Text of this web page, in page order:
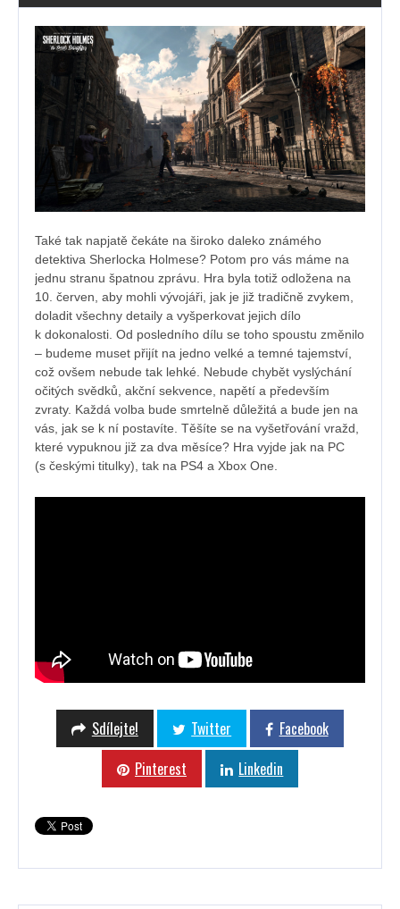
Také tak napjatě čekáte na široko daleko známého
detektiva Sherlocka Holmese? Potom pro vás máme na
jednu stranu špatnou zprávu. Hra byla totiž odložena na
10. červen, aby mohli vývojáři, jak je již tradičně zvykem,
doladit všechny detaily a vyšperkovat jejich dílo
k dokonalosti. Od posledního dílu se toho spoustu změnilo
– budeme muset přijít na jedno velké a temné tajemství,
což ovšem nebude tak lehké. Nebude chybět vyslýchání
očitých svědků, akční sekvence, napětí a především
zvraty. Každá volba bude smrtelně důležitá a bude jen na
vás, jak se k ní postavíte. Těšíte se na vyšetřování vražd,
které vypuknou již za dva měsíce? Hra vyjde jak na PC
(s českými titulky), tak na PS4 a Xbox One.
Sdílejte! Twitter
Facebook
Pinterest
Linkedin